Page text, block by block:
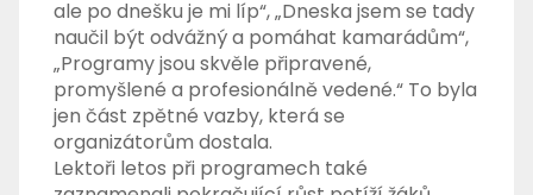
ale po dnešku je mi líp“, „Dneska jsem se tady
naučil být odvážný a pomáhat kamarádům“,
„Programy jsou skvěle připravené,
promyšlené a profesionálně vedené.“ To byla
jen část zpětné vazby, která se
organizátorům dostala.
Lektoři letos při programech také